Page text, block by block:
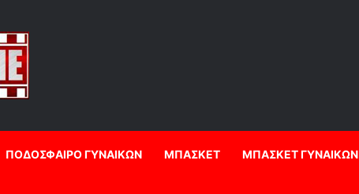
ΠΟΔΟΣΦΑΙΡΟ ΓΥΝΑΙΚΩΝ ΜΠΑΣΚΕΤ ΜΠΑΣΚΕΤ ΓΥΝΑΙΚΩΝ